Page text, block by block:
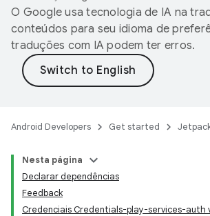
O Google usa tecnologia de IA na
conteúdos para seu idioma de
traduções com IA podem ter erros.
Android Developers Get started
Nesta página
Declarar dependências
Feedback
Credenciais Credentials-play-services-auth